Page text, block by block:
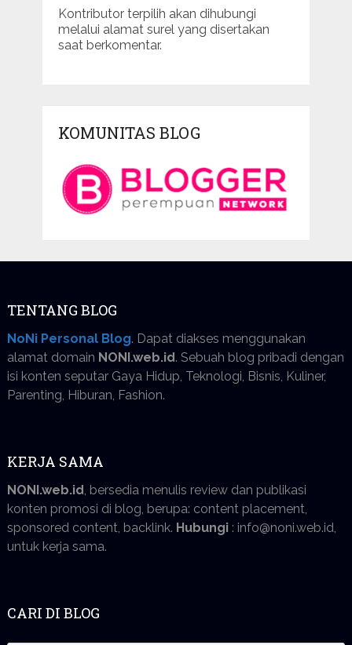
Kontributor terpilih akan dihubungi
melalui alamat surel yang disertakan
saat berkomentar.
KOMUNITAS BLOG
TENTANG BLOG
NoNi Personal Blog. Dapat diakses menggunakan
alamat domain NONI.web.id. Sebuah blog pribadi dengan
isi konten seputar Gaya Hidup, Teknologi, Bisnis, Kuliner,
Parenting, Hiburan, Fashion.
KERJA SAMA
NONI.web.id , bersedia menulis review dan publikasi
konten promosi di blog, berupa: content placement,
sponsored content, backlink. Hubungi: info@noni.web.id,
untuk kerja sama.
CARI DI BLOG